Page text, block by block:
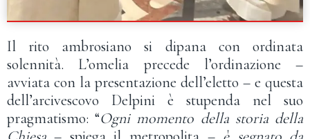
Il rito ambrosiano si dipana con ordinata
solennità. L’omelia precede l’ordinazione –
avviata con la presentazione dell’eletto – e questa
dell’arcivescovo Delpini è stupenda nel suo
pragmatismo: “Ogni momento della storia della